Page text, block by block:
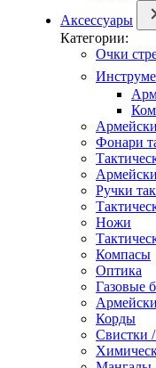
Аксессуары
Категории:
Очки
Фонари
Ручки
Ножи
Компасы
Оптика
Газовые
Корды
Свистки